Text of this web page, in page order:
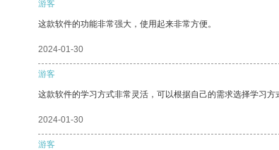
游客
这款软件的功能非常强大，使用起来非常方便。
2024-01-30
游客
这款软件的学习方式非常灵活，可以根据自己的需求选择学习方
2024-01-30
游客